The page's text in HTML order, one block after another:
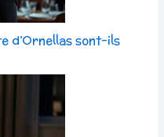
d’Ornellas sont-ils